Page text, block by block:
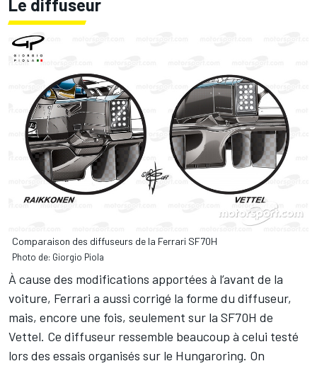
Le diffuseur
Comparaison des diffuseurs de la Ferrari SF70H
Photo de: Giorgio Piola
À cause des modifications apportées à l’avant de la
voiture, Ferrari a aussi corrigé la forme du diffuseur,
mais, encore une fois, seulement sur la SF70H de
Vettel. Ce diffuseur ressemble beaucoup à celui testé
lors des essais organisés sur le Hungaroring. On